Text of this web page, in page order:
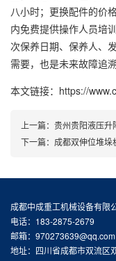
八小时；更换配件的价
内免费提供操作人员培
次保养日期、保养人、
需要，也是未来故障追
本文链接：https://
上一篇： 贵州贵阳液压升
下一篇： 成都双伸位堆
成都中成重工机械设备有限
电话：183-2875-2679
邮箱：970273639@qq.com
地址：四川省成都市双流区